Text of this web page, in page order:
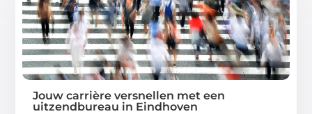
Jouw carrière versnellen met een
uitzendbureau in Eindhoven